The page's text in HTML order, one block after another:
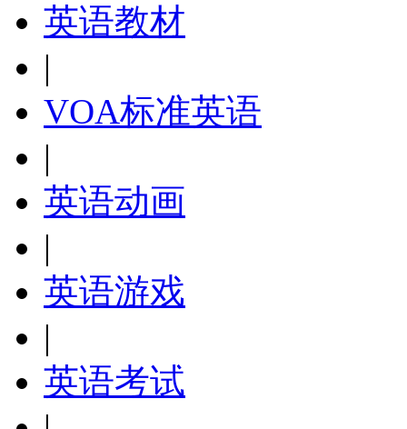
英语教材
|
VOA标准英语
|
英语动画
|
英语游戏
|
英语考试